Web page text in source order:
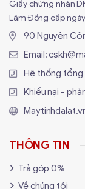
RAM này hoạt
AMD, giúp
xung đột phần
những ai muốn
đổi nhiều linh
Ai Nên
GAMING
3200MHZ?
Game thủ
Giấy chứng nhận
Lâm Đồng cấp
90 Nguyễn
Email:
Hệ thống
Khiếu nại -
THÔNG TIN
Trả góp 0%
Về chúng tôi